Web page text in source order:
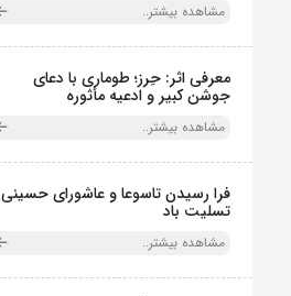
مشاهده بیشتر..
معرفی اثر: حِرز؛ طوماری با دعای
جوشن کبیر و ادعیه مأثوره
مشاهده بیشتر..
فرا رسیدن تاسوعا و عاشورای حسینی
تسلیت باد
مشاهده بیشتر..